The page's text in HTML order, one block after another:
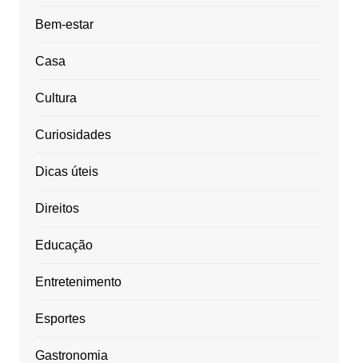
Bem-estar
Casa
Cultura
Curiosidades
Dicas úteis
Direitos
Educação
Entretenimento
Esportes
Gastronomia